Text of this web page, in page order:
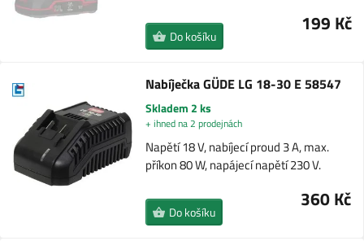
199 Kč
Do košíku
Nabíječka GÜDE LG 18-30 E 58547
Skladem 2 ks
+ ihned na 2 prodejnách
Napětí 18 V, nabíjecí proud 3 A, max.
příkon 80 W, napájecí napětí 230 V.
360 Kč
Do košíku